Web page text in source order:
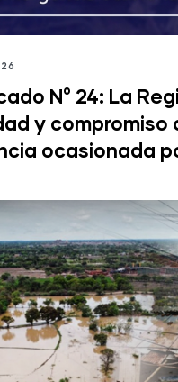
N° 24: La
y compromiso
ocasionada